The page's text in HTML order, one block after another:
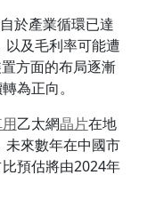
於產業循環已達
以及毛利率可能遭
方面的布局逐漸
為正向。
乙太網晶片在地
未來數年在中國市
預估將由2024年